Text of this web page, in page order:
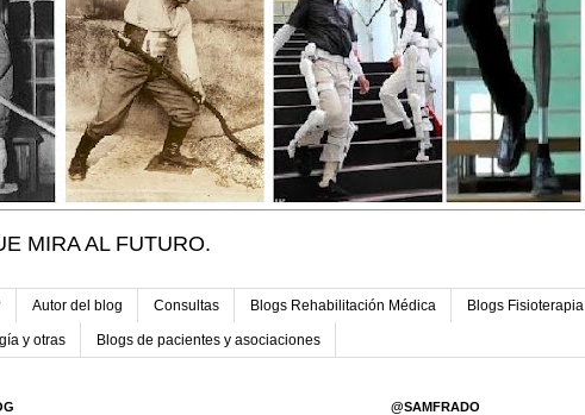
MIRA AL FUTURO.
Autor del blog Consultas Blogs Rehabilitación Médica Blogs Fisioterapia
y otras Blogs de pacientes y asociaciones
@SAMFRADO